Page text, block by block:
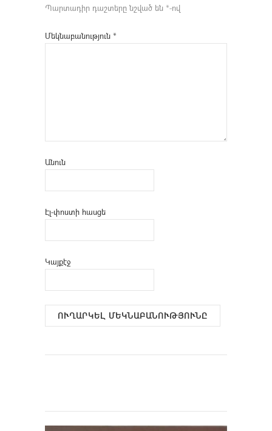
Պարտադիր դաշտերը նշված են *-ով
Մեկնաբանություն *
Անուն
Էլ-փոստի հասցե
Կայքէջ